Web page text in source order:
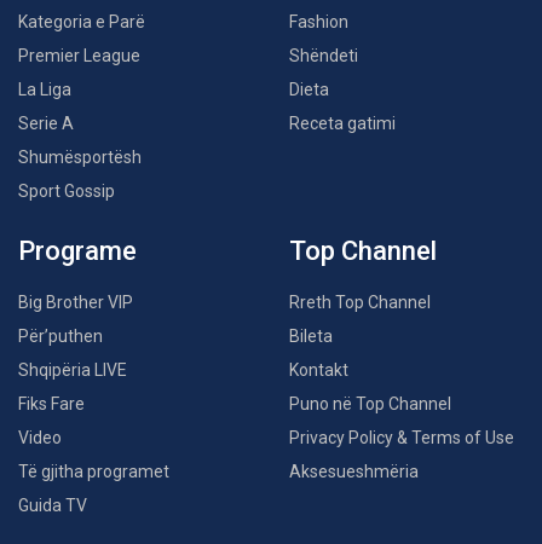
Kategoria e Parë
Premier League
La Liga
Serie A
Shumësportësh
Sport Gossip
Fashion
Shëndeti
Dieta
Receta gatimi
Programe
Big Brother VIP
Për’puthen
Shqipëria LIVE
Fiks Fare
Video
Të gjitha programet
Guida TV
Top Channel
Rreth Top Channel
Bileta
Kontakt
Puno në Top Channel
Privacy Policy & Terms of Use
Aksesueshmëria